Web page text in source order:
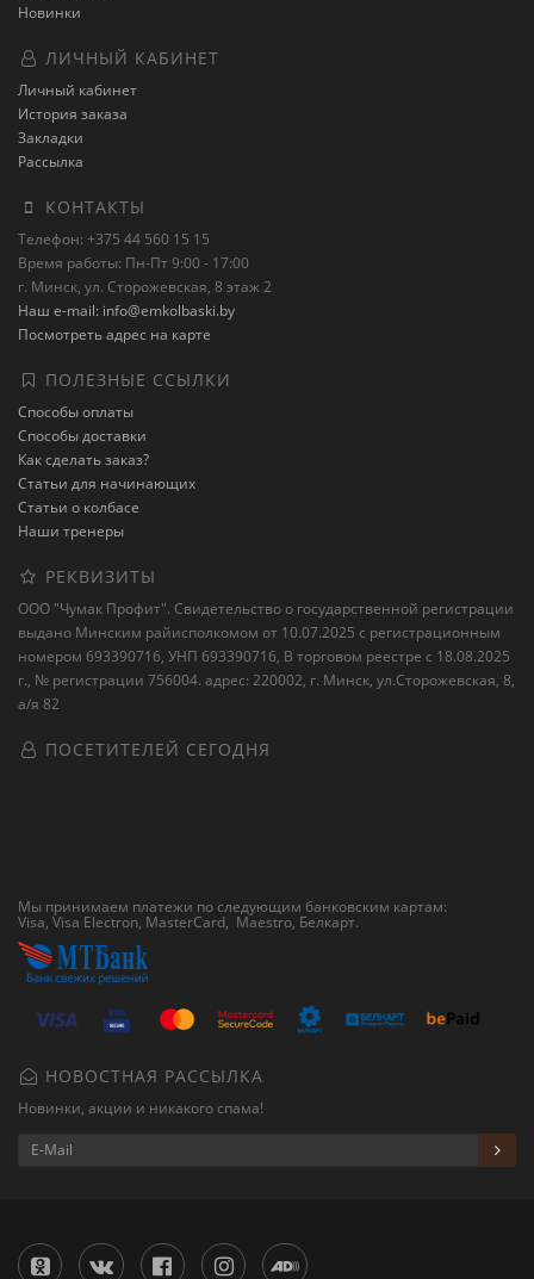
Новинки
ЛИЧНЫЙ КАБИНЕТ
Личный кабинет
История заказа
Закладки
Рассылка
КОНТАКТЫ
Телефон: +375 44 560 15 15
Время работы: Пн-Пт 9:00 - 17:00
г. Минск, ул. Сторожевская, 8 этаж 2
Наш e-mail: info@emkolbaski.by
Посмотреть адрес на карте
ПОЛЕЗНЫЕ ССЫЛКИ
Способы оплаты
Способы доставки
Как сделать заказ?
Статьи для начинающих
Статьи о колбасе
Наши тренеры
РЕКВИЗИТЫ
ООО "Чумак Профит". Свидетельство о государственной регистрации
выдано Минским райисполкомом от 10.07.2025 с регистрационным
номером 693390716, УНП 693390716, В торговом реестре с 18.08.2025
г., № регистрации 756004. адрес: 220002, г. Минск, ул.Сторожевская, 8,
а/я 82
ПОСЕТИТЕЛЕЙ СЕГОДНЯ
Мы принимаем платежи по следующим банковским картам:
Visa, Visa Electron, MasterCard, Maestro, Белкарт.
НОВОСТНАЯ РАССЫЛКА
Новинки, акции и никакого спама!